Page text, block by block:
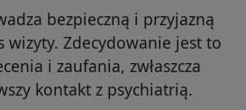
bezpieczną i przyjazną
wizyty. Zdecydowanie jest to
i zaufania, zwłaszcza
kontakt z psychiatrią.